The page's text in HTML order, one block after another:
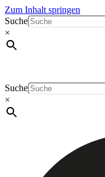
Zum Inhalt springen
Suche
×
Suche
×